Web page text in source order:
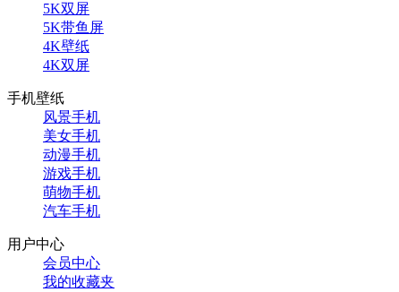
5K双屏
5K带鱼屏
4K壁纸
4K双屏
手机壁纸
风景手机
美女手机
动漫手机
游戏手机
萌物手机
汽车手机
用户中心
会员中心
我的收藏夹